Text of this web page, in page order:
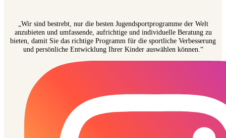
„Wir sind bestrebt, nur die besten Jugendsportprogramme der Welt
anzubieten und umfassende, aufrichtige und individuelle Beratung zu
bieten, damit Sie das richtige Programm für die sportliche Verbesserung
und persönliche Entwicklung Ihrer Kinder auswählen können.“